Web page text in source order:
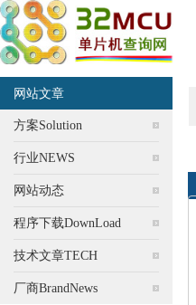
网站文章
方案Solution
行业NEWS
网站动态
程序下载DownLoad
技术文章TECH
厂商BrandNews